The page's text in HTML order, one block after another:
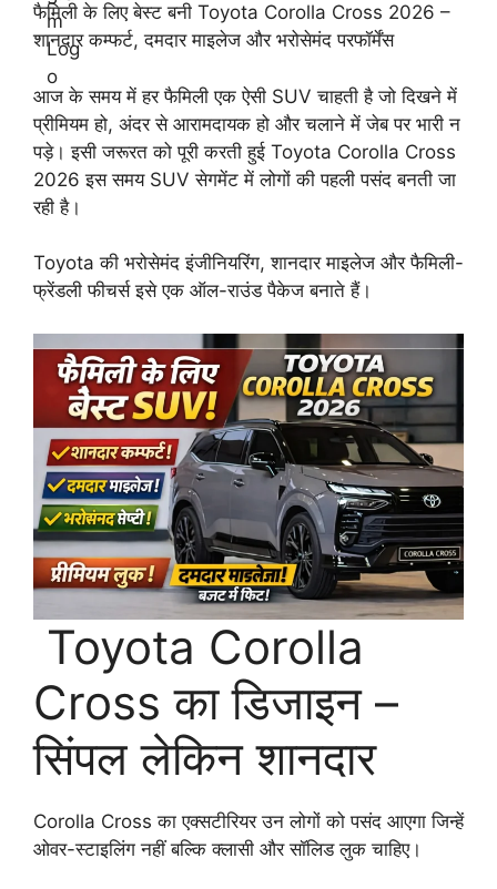
फैमिली के लिए बेस्ट बनी Toyota Corolla Cross 2026 –
शानदार कम्फर्ट, दमदार माइलेज और भरोसेमंद परफॉर्मेंस
आज के समय में हर फैमिली एक ऐसी SUV चाहती है जो दिखने में
प्रीमियम हो, अंदर से आरामदायक हो और चलाने में जेब पर भारी न
पड़े। इसी जरूरत को पूरी करती हुई Toyota Corolla Cross
2026 इस समय SUV सेगमेंट में लोगों की पहली पसंद बनती जा
रही है।
Toyota की भरोसेमंद इंजीनियरिंग, शानदार माइलेज और फैमिली-
फ्रेंडली फीचर्स इसे एक ऑल-राउंड पैकेज बनाते हैं।
Toyota Corolla
Cross का डिजाइन –
सिंपल लेकिन शानदार
Corolla Cross का एक्सटीरियर उन लोगों को पसंद आएगा जिन्हें
ओवर-स्टाइलिंग नहीं बल्कि क्लासी और सॉलिड लुक चाहिए।